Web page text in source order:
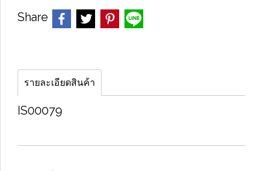
Share
รายละเอียดสินค้า
IS00079